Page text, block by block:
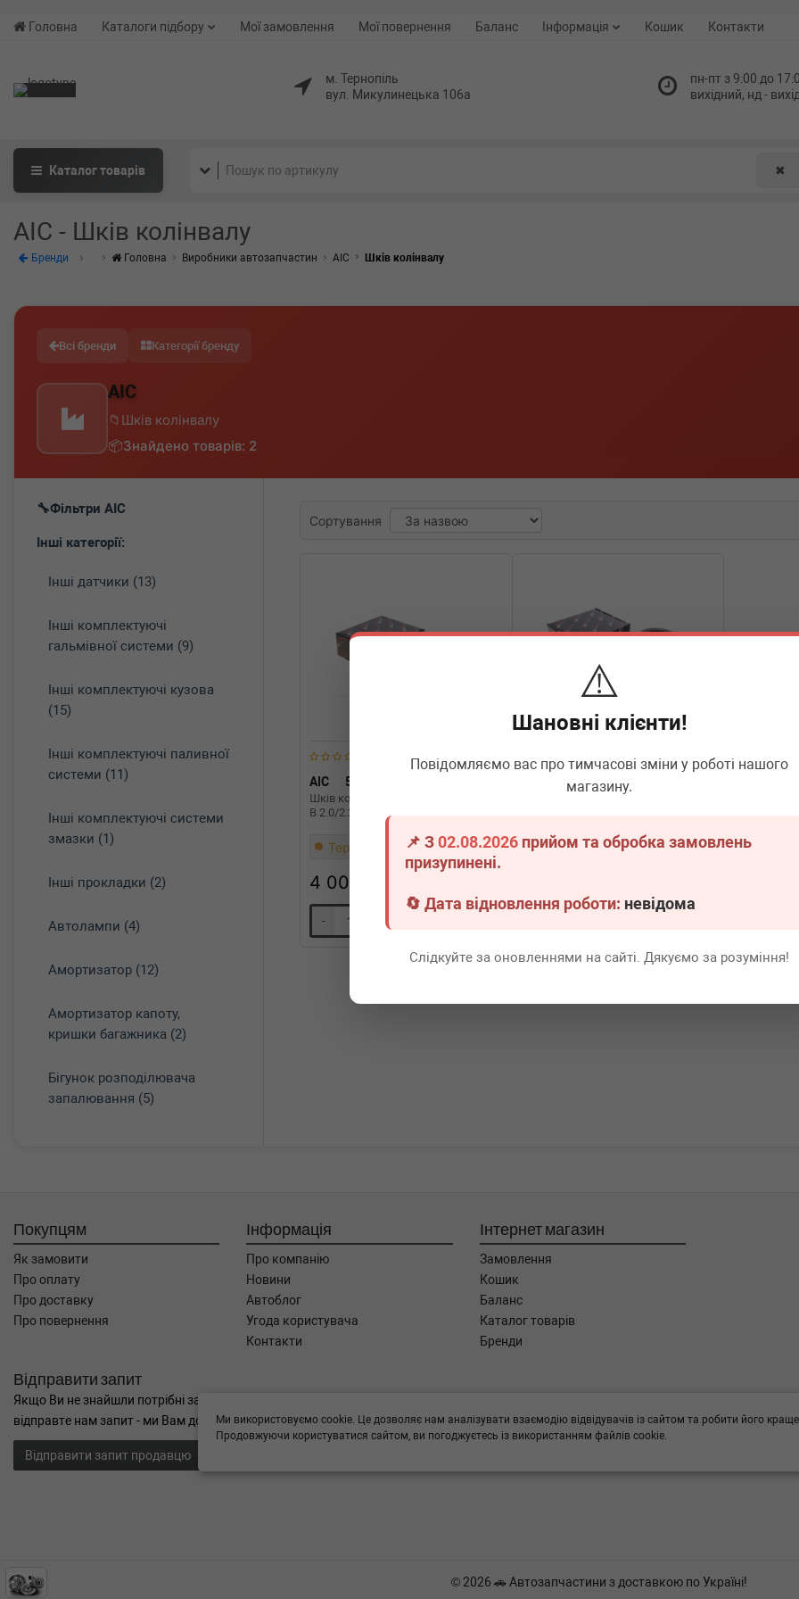
⚠️
Шановні клієнти!
Повідомляємо вас про тимчасові зміни у роботі нашого
магазину.
📌 З02.08.2026 прийом та обробка замовлень
призупинені.
🔄 Дата відновлення роботи: невідома
Слідкуйте за оновленнями на сайті. Дякуємо за розуміння!
Головна Каталоги підбору Мої замовлення Мої повернення Баланс Інформація Кошик Контакти
м. Тернопіль
вул. Микулинецька 106а
пн-пт з 9:00 до
вихідний, нд -
Каталогтоварів ✖
AIC - Шків колінвалу
Бренди Головна Виробники автозапчастин AIC Шків колінвалу
Всі бренди Категорії бренду
AIC
Шків колінвалу
Знайдено товарів: 2
Фільтри AIC
Інші категорії:
Інші датчики (13)
Інші комплектуючі
гальмівної системи (9)
Інші комплектуючі кузова
(15)
Інші комплектуючі паливної
системи (11)
Інші комплектуючі системи
змазки (1)
Інші прокладки (2)
Автолампи (4)
Амортизатор (12)
Амортизатор капоту,
кришки багажника (2)
Бігунок розподілювача
запалювання (5)
Сортування
AIC 55555
Шків колінвалу Opel Astra G/Vectra
B 2.0/2.2 CDTI (6PK)
Термін 1 дн. 16 шт.
4 000
-
55536
Шків колінвалу BMW 1 (E81)/3
Немає в наявності
Покупцям
Як замовити
Про оплату
Про доставку
Про повернення
Інформація
Про компанію
Новини
Автоблог
Угода користувача
Контакти
Інтернет магазин
Замовлення
Кошик
Баланс
Каталог товарів
Бренди
Відправити запит
Якщо Ви не знайшли потрібні запчастини, або Вам потрібна допомога в підборі,
відправте нам запит - ми Вам допоможемо
Відправити запит продавцю
© 2026 🚗 Автозапчастини з доставкою по Україні!
Ми використовуємо cookie. Це дозволяє нам аналізувати взаємодію відвідувачів із сайтом та робити його
Продовжуючи користуватися сайтом, ви погоджуєтесь із використанням файлів cookie.